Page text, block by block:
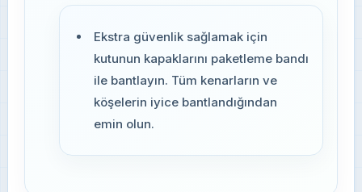
Ekstra güvenlik sağlamak için
kutunun kapaklarını paketleme bandı
ile bantlayın. Tüm kenarların ve
köşelerin iyice bantlandığından
emin olun.